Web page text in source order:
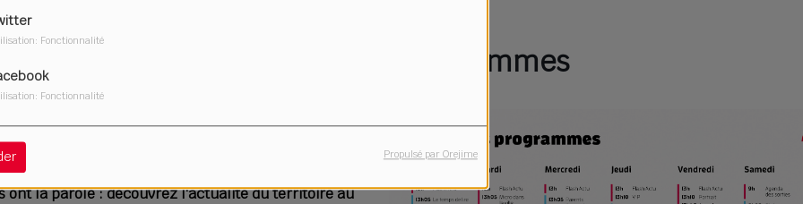
Fonctionnalité
Fonctionnalité
Propulsé par Orejime
ont la parole : découvrez l'actualité du territoire au
Programmes